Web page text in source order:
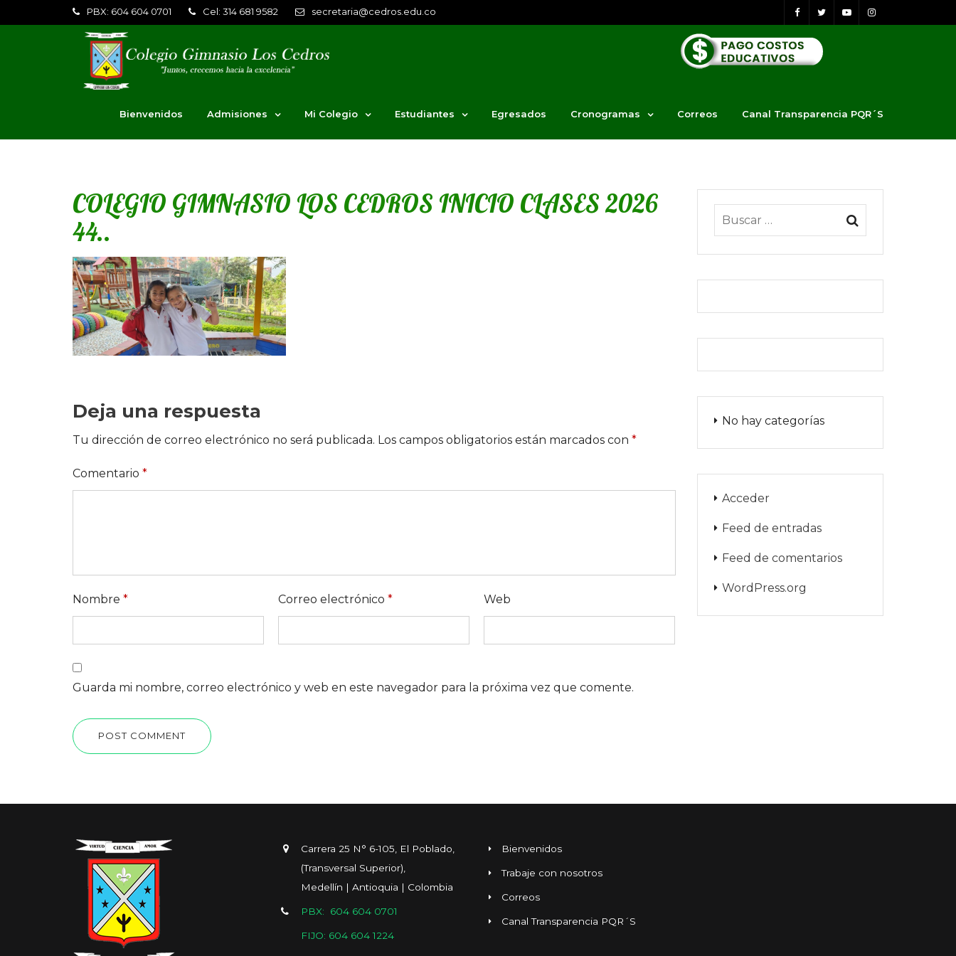
PBX: 604 604 0701 Cel: 314 681 9582 secretaria@cedros.edu.co
Bienvenidos Admisiones Mi Colegio Estudiantes Egresados Cronogramas Correos Canal Transparencia PQR´S
COLEGIO GIMNASIO LOS CEDROS INICIO CLASES 2026
44..
Deja una respuesta
Tu dirección de correo electrónico no será publicada. Los campos obligatorios están marcados con *
Comentario *
Nombre * Correo electrónico* Web
Guarda mi nombre, correo electrónico y web en este navegador para la próxima vez que comente.
POST COMMENT
No hay categorías
Acceder
Feed de entradas
Feed de comentarios
WordPress.org
Carrera 25 N° 6-105, El Poblado,
(Transversal Superior),
Medellín | Antioquia | Colombia
PBX: 604 604 0701
FIJO: 604 604 1224
Bienvenidos
Trabaje con nosotros
Correos
Canal Transparencia PQR´S